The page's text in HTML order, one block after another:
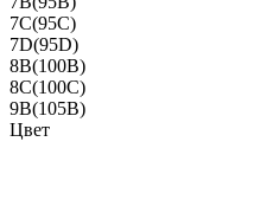
7C(95C)
7D(95D)
8B(100B)
8C(100C)
9B(105B)
Цвет